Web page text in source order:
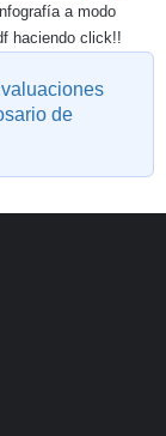
a modo
haciendo click!!
de